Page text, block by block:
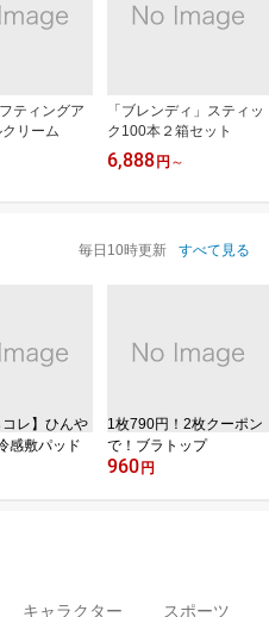
ティングア
リーム
「ブレンディ」スティッ
ク100本２箱セット
6,888 円 ～
毎日10時更新 すべて見る
コレ】ひんや
感敷パッド
1枚790円！2枚クーポン
で！ブラトップ
960 円
キャラクター スポーツ